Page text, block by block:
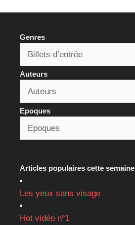
Genres
Auteurs
Epoques
Articles populaires cette semaine
Les yeux sans visage
Hot vidéo n°1